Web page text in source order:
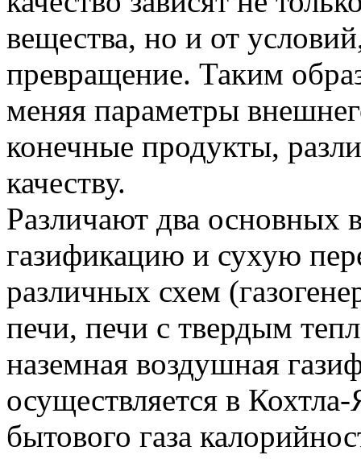
вещества, но и от
превращение. Таким
меняя параметры
конечные продукты,
качеству.
Различают два основных
газификацию и сухую
различных схем
печи, печи с твердым
наземная воздушная
осуществляется в
бытового газа